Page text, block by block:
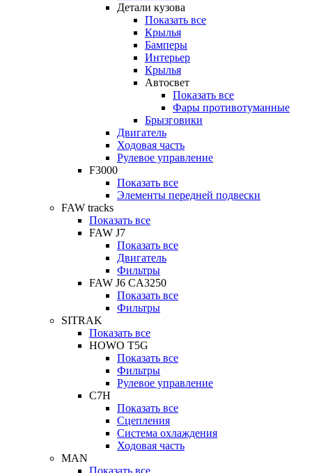
Детали кузова
Показать все
Крылья
Бамперы
Интерьер
Крылья
Автосвет
Показать все
Фары противотуманные
Брызговики
Двигатель
Ходовая часть
Рулевое управление
F3000
Показать все
Элементы передней подвески
FAW tracks
Показать все
FAW J7
Показать все
Двигатель
Фильтры
FAW J6 CA3250
Показать все
Фильтры
SITRAK
Показать все
HOWO T5G
Показать все
Фильтры
Рулевое управление
C7H
Показать все
Сцепления
Система охлаждения
Ходовая часть
MAN
Показать все